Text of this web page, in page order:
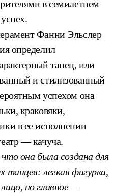
в семилетнем
Фанни Эльслер
определил
танец, или
и стилизованный
успехом она
краковяки,
в ее исполнении
— качуча.
она была создана для
танцев: легкая фигурка,
но главное —